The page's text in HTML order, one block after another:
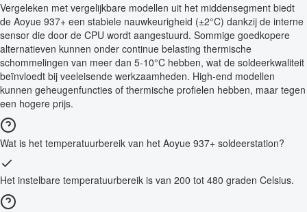
Vergeleken met vergelijkbare modellen uit het middensegment biedt
de Aoyue 937+ een stabiele nauwkeurigheid (±2°C) dankzij de interne
sensor die door de CPU wordt aangestuurd. Sommige goedkopere
alternatieven kunnen onder continue belasting thermische
schommelingen van meer dan 5-10°C hebben, wat de soldeerkwaliteit
beïnvloedt bij veeleisende werkzaamheden. High-end modellen
kunnen geheugenfuncties of thermische profielen hebben, maar tegen
een hogere prijs.
Wat is het temperatuurbereik van het Aoyue 937+ soldeerstation?
Het instelbare temperatuurbereik is van 200 tot 480 graden Celsius.